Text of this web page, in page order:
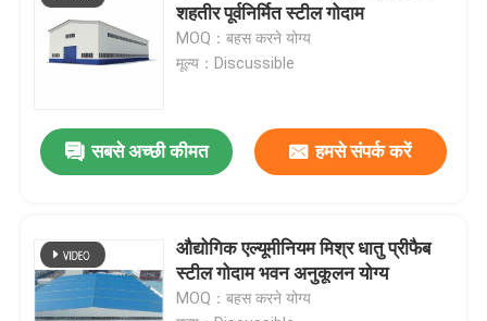
शहतीर पूर्वनिर्मित स्टील गोदाम
MOQ：बहस करने योग्य
मूल्य：Discussible
सबसे अच्छी कीमत हमसे संपर्क करें
औद्योगिक एल्यूमीनियम मिश्र धातु प्रीफैब
स्टील गोदाम भवन अनुकूलन योग्य
MOQ：बहस करने योग्य